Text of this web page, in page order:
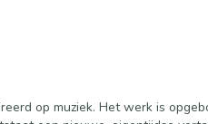
op muziek. Het werk is